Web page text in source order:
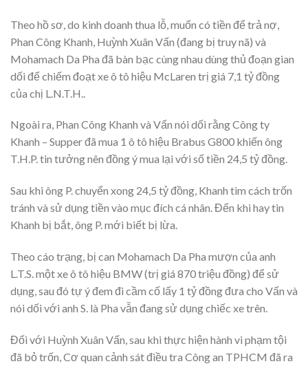
Theo hồ sơ, do kinh doanh thua lỗ, muốn có tiền để trả nợ,
Phan Công Khanh, Huỳnh Xuân Vấn (đang bị truy nã) và
Mohamach Da Pha đã bàn bạc cùng nhau dùng thủ đoạn gian
dối để chiếm đoạt xe ô tô hiệu McLaren trị giá 7,1 tỷ đồng
của chị L.N.T.H..
Ngoài ra, Phan Công Khanh và Vấn nói dối rằng Công ty
Khanh – Supper đã mua 1 ô tô hiệu Brabus G800 khiến ông
T.H.P. tin tưởng nên đồng ý mua lại với số tiền 24,5 tỷ đồng.
Sau khi ông P. chuyển xong 24,5 tỷ đồng, Khanh tìm cách trốn
tránh và sử dụng tiền vào mục đích cá nhân. Đến khi hay tin
Khanh bị bắt, ông P. mới biết bị lừa.
Theo cáo trạng, bị can Mohamach Da Pha mượn của anh
L.T.S. một xe ô tô hiệu BMW (trị giá 870 triệu đồng) để sử
dụng, sau đó tự ý đem đi cầm cố lấy 1 tỷ đồng đưa cho Vấn và
nói dối với anh S. là Pha vẫn đang sử dụng chiếc xe trên.
Đối với Huỳnh Xuân Vấn, sau khi thực hiện hành vi phạm tội
đã bỏ trốn, Cơ quan cảnh sát điều tra Công an TPHCM đã ra